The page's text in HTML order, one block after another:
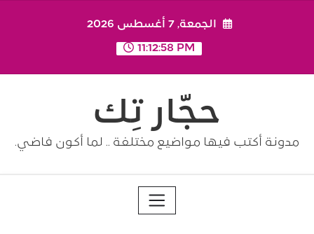
الجمعة, 7 أغسطس 2026
11:12:59 PM
حجّار تِك
مدونة أكتب فيها مواضيع مختلفة .. لما أكون فاضي.